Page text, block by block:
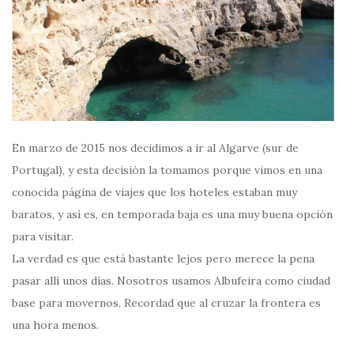
En marzo de 2015 nos decidimos a ir al Algarve (sur de
Portugal), y esta decisión la tomamos porque vimos en una
conocida página de viajes que los hoteles estaban muy
baratos, y así es, en temporada baja es una muy buena opción
para visitar.
La verdad es que está bastante lejos pero merece la pena
pasar allí unos días. Nosotros usamos Albufeira como ciudad
base para movernos. Recordad que al cruzar la frontera es
una hora menos.